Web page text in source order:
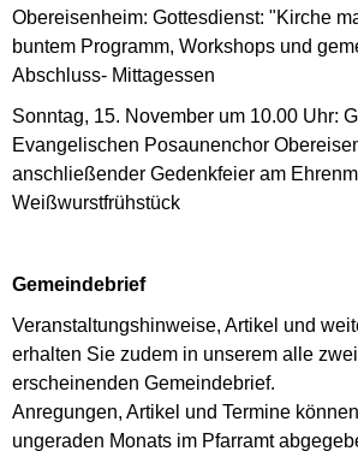
Obereisenheim: Gottesdienst: "Kirche
buntem Programm, Workshops und
Abschluss- Mittagessen
Sonntag, 15. November um 10.00 Uhr:
Evangelischen Posaunenchor
anschließender Gedenkfeier am
Weißwurstfrühstück
Gemeindebrief
Veranstaltungshinweise, Artikel und
erhalten Sie zudem in unserem alle
erscheinenden Gemeindebrief.
Anregungen, Artikel und Termine
ungeraden Monats im Pfarramt